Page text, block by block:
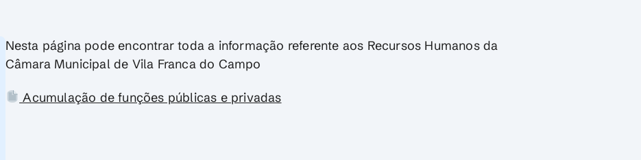
Nesta página pode encontrar toda a informação referente aos Recursos Humanos da
Câmara Municipal de Vila Franca do Campo
Acumulação de funções públicas e privadas